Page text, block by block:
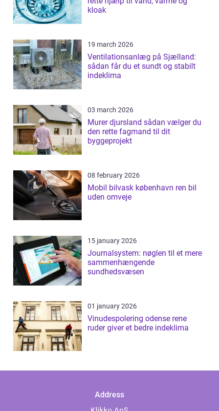
kloak
19 march 2026
Ventilationsanlæg på Sjælland:
sådan får du et sundt og stabilt
indeklima
03 march 2026
Murer djursland sådan vælger du
den rette fagmand til dit
byggeprojekt
08 february 2026
Mobil bilvask københavn ren bil
uden omveje
15 january 2026
Journalsystem: nøglen til et mere
sammenhængende
sundhedsvæsen
01 january 2026
Vinudespolering odense rene
ruder giver et bedre indeklima
Address